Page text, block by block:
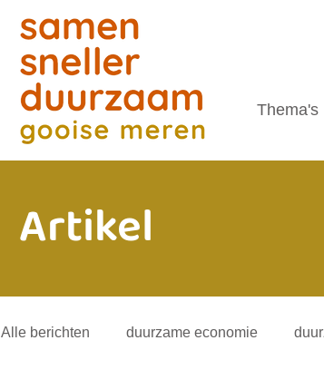
Thema's
Artikel
Alle berichten duurzame economie